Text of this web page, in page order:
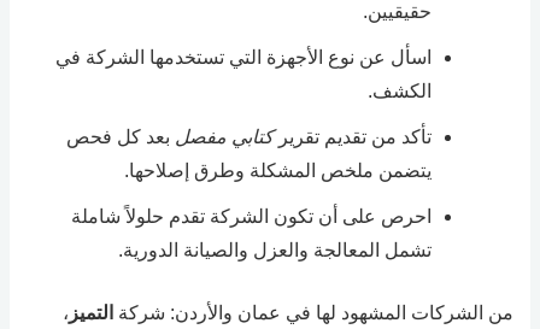
حقيقيين.
اسأل عن نوع الأجهزة التي تستخدمها الشركة في
الكشف.
تأكد من تقديم تقريركتابي مفصل بعد كل فحص
يتضمن ملخص المشكلة وطرق إصلاحها.
احرص على أن تكون الشركة تقدم حلولاً شاملة
تشمل المعالجة والعزل والصيانة الدورية.
من الشركات المشهود لها في عمان والأردن: شركة التميز ،